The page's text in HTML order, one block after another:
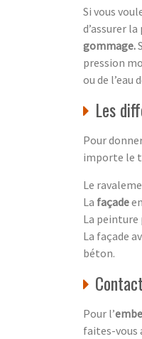
Si vous
d’assurer
gommage.
pression
ou de l’eau
Les
Pour
importe le
Le
La façade
La peinture
La façade
béton.
Pour l’
faites-vous